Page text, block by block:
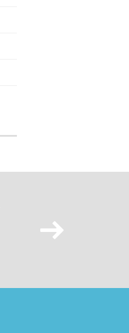
Gabarito Definitivo